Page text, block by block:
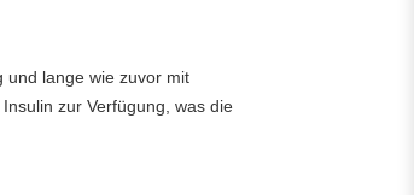
und lange wie zuvor mit
zur Verfügung, was die